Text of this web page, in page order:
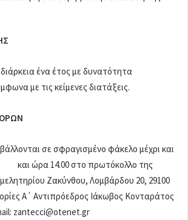
ένα έτος με δυνατότητα
με τις κείμενες διατάξεις.
σε σφραγισμένο φάκελο μέχρι και
ώρα 14.00 στο πρωτόκολλο της
Ζακύνθου, Λομβάρδου 20, 29100
Α΄ Αντιπρόεδρος Ιάκωβος Κονταράτος
zantecci@otenet.gr